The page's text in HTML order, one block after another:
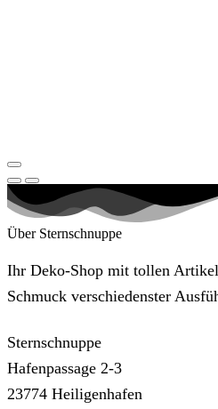
Über Sternschnuppe
Ihr Deko-Shop mit tollen
Schmuck verschiedenster
Sternschnuppe
Hafenpassage 2-3
23774 Heiligenhafen